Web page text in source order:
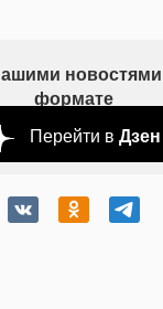
формате
Перейти в Дзен